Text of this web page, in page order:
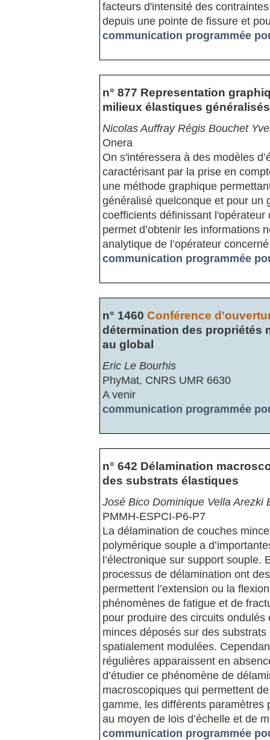
facteurs d'intensité des
depuis une pointe de fissure et
communication programmée
n° 877 Representation
milieux élastiques généralisés
Nicolas Auffray Régis Bouchet
Onera
On s'intéressera à des modèles
caractérisant par la prise en
une méthode graphique
généralisé quelconque et pour un
coefficients définissant
permet d’obtenir les informations
analytique de l’opérateur
communication programmée
n° 1460 Conférence
détermination des propriétés
au global
Eric Le Bourhis
PhyMat, CNRS UMR 6630
A venir
communication programmée
n° 642 Délamination
des substrats élastiques
José Bico Dominique Vella
PMMH-ESPCI-P6-P7
La délamination de couches
polymérique souple a
l’électronique sur support
processus de délamination ont
permettent l’extension ou la
phénomènes de fatigue et de
pour produire des circuits
minces déposés sur des
spatialement modulées.
régulières apparaissent en
d’étudier ce phénomène de
macroscopiques qui permettent
gamme, les différents paramètres
au moyen de lois d’échelle et de
communication programmée